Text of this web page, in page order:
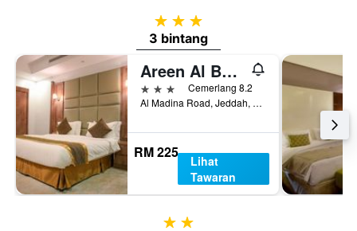
3 bintang
3 bintang
Areen Al Basateen Hotel
3 bintangCemerlang 8.2
Al Madina Road, Jeddah, Arab Saudi
RM 225
Lihat
Tawaran
2 bintang